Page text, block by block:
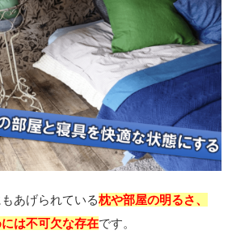
あげられている枕や部屋の明るさ、
は不可欠な存在です。